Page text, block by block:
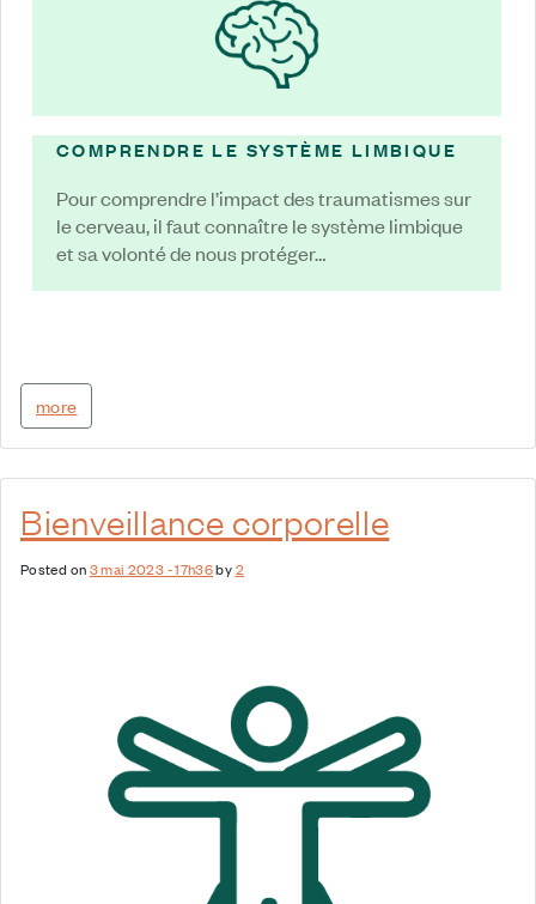
COMPRENDRE LE SYSTÈME LIMBIQUE
Pour comprendre l’impact des traumatismes sur
le cerveau, il faut connaître le système limbique
et sa volonté de nous protéger…
more
Bienveillance corporelle
Posted on3 mai 2023 - 17h36by2